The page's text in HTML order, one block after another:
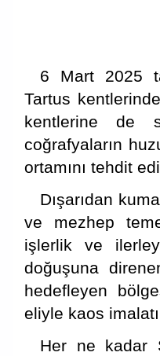
6 Mart 2025
Tartus
kentlerine de
coğrafyaların
ortamını tehdit
Dışarıdan
ve mezhep
işlerlik ve
doğuşuna
hedefleyen
eliyle kaos
Her ne kadar